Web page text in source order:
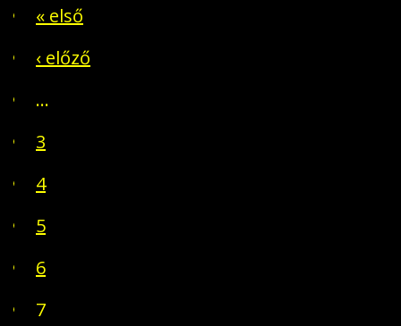
« első
‹ előző
…
3
4
5
6
7